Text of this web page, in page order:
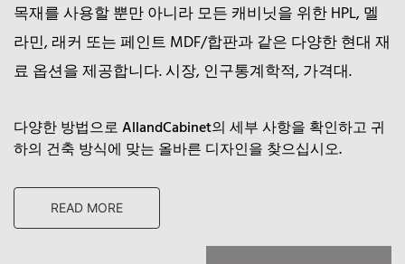
목재를 사용할 뿐만 아니라 모든 캐비닛을 위한 HPL, 멜
라민, 래커 또는 페인트 MDF/합판과 같은 다양한 현대 재
료 옵션을 제공합니다. 시장, 인구통계학적, 가격대.
다양한 방법으로 AllandCabinet의 세부 사항을 확인하고 귀
하의 건축 방식에 맞는 올바른 디자인을 찾으십시오.
READ MORE